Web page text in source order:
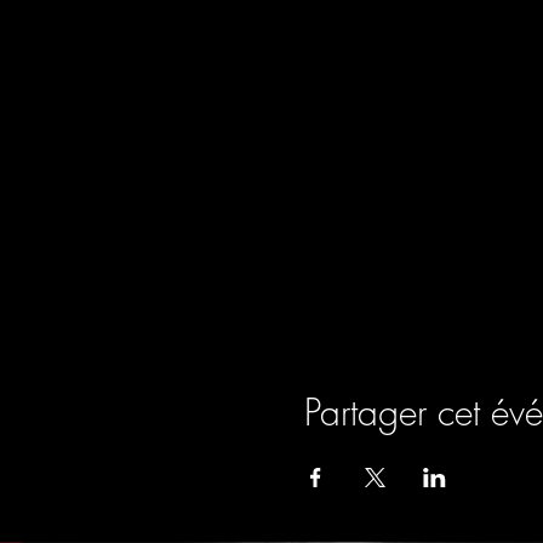
Partager cet